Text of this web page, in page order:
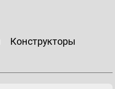
Конструкторы